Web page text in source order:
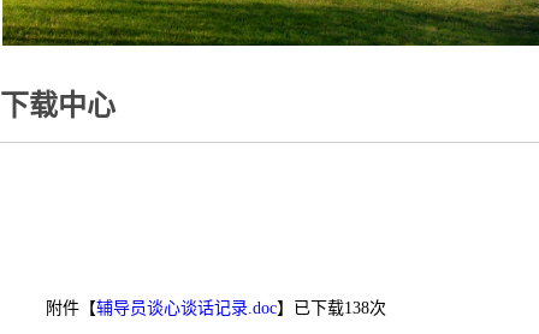
下载中心
附件【辅导员谈心谈话记录.doc】已下载138次